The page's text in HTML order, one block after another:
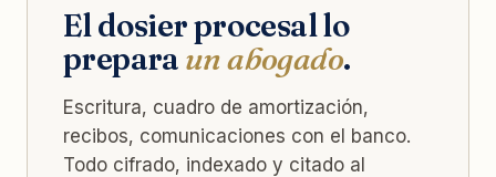
El dosier procesal lo
prepara un abogado.
Escritura, cuadro de amortización,
recibos, comunicaciones con el banco.
Todo cifrado, indexado y citado al